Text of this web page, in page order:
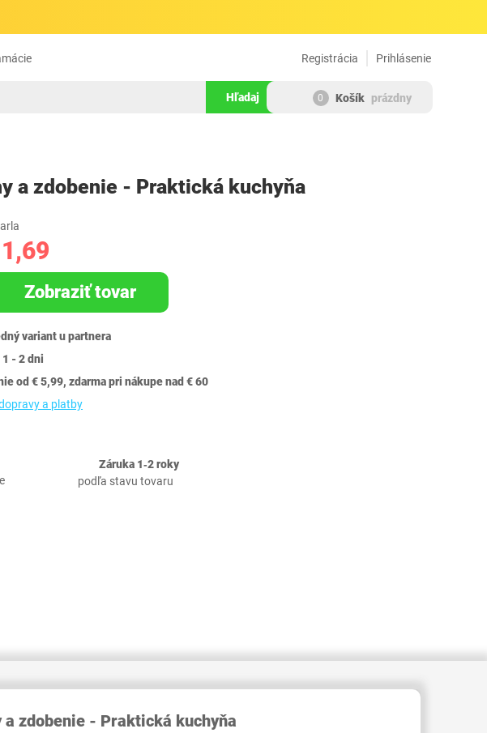
Prihlásenie
Registrácia
Hľadaj 0 Košík prázdny
a zdobenie - Praktická kuchyňa
Zobraziť tovar
variant u partnera
1 - 2 dni
od € 5,99, zdarma pri nákupe nad € 60
a platby
Záruka 1‐2 roky
podľa stavu tovaru
a zdobenie - Praktická kuchyňa